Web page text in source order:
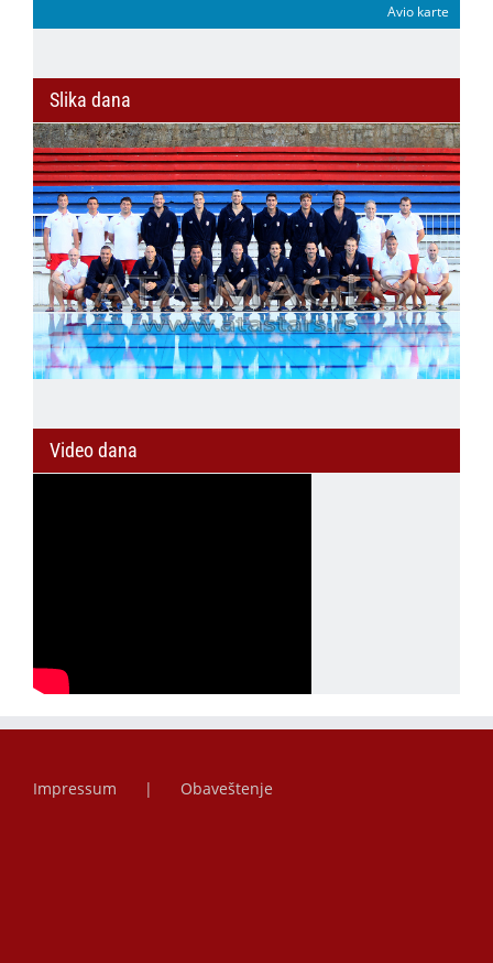
Avio karte
Slika dana
Video dana
Impressum Obaveštenje